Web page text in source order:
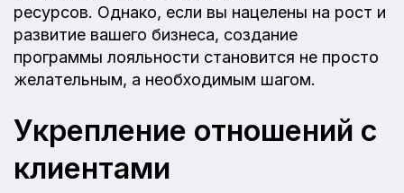
ресурсов. Однако, если вы нацелены на рост и
развитие вашего бизнеса, создание
программы лояльности становится не просто
желательным, а необходимым шагом.
Укрепление отношений с
клиентами